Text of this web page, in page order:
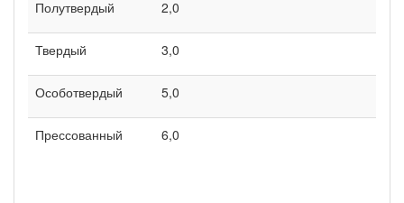
Полутвердый 2,0
Твердый 3,0
Особотвердый 5,0
Прессованный 6,0